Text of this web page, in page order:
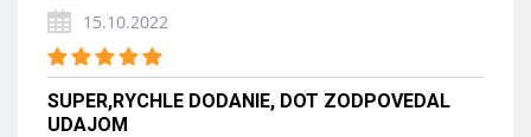
15.10.2022
SUPER,RYCHLE DODANIE, DOT ZODPOVEDAL
UDAJOM